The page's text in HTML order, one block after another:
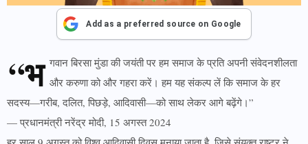
Add as a preferred source on Google
“भ गवान बिरसा मुंडा की जयंती पर हम समाज के प्रति अपनी संवेदनशीलता
और करुणा को और गहरा करें। हम यह संकल्प लें कि समाज के हर
सदस्य—गरीब, दलित, पिछड़े, आदिवासी—को साथ लेकर आगे बढ़ेंगे।”
— प्रधानमंत्री नरेंद्र मोदी, 15 अगस्त 2024